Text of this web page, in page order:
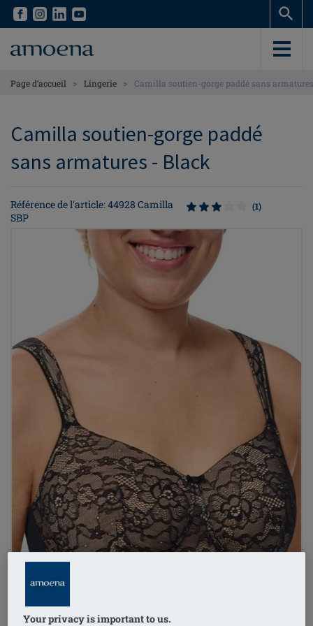
Skip
content
Skip
content
Page d’accueil > Lingerie > Camilla soutien-gorge paddé sans armatures
Camilla soutien-gorge paddé
sans armatures - Black
Référence de l'article: 44928 Camilla
SBP
(1)
Your privacy is important to us.